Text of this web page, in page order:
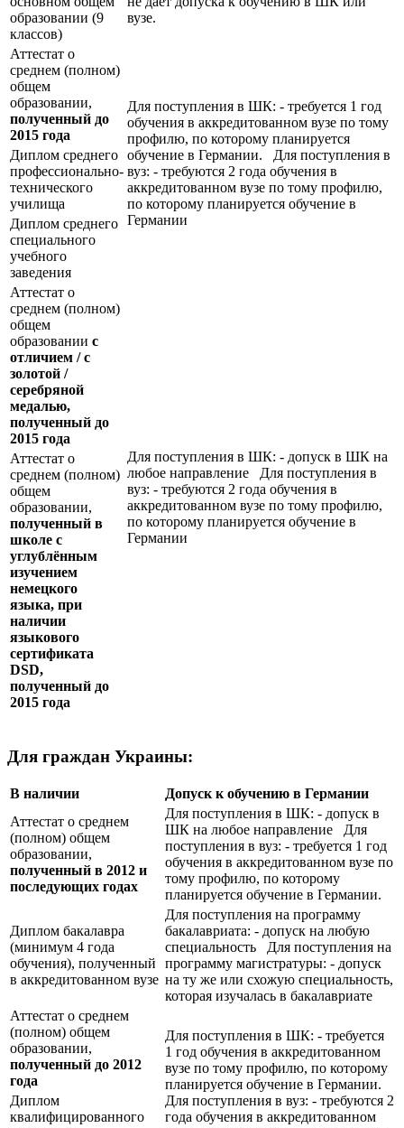
образовании (9
классов)
вузе.
Аттестат о
среднем (полном)
общем
образовании,
полученный до
2015 года
Для поступления в ШК: - требуется 1 год
обучения в аккредитованном вузе по тому
профилю, по которому планируется
обучение в Германии. Для поступления в
вуз: - требуются 2 года обучения в
аккредитованном вузе по тому профилю,
по которому планируется обучение в
Германии
Диплом среднего
профессионально-
технического
училища
Диплом среднего
специального
учебного
заведения
Аттестат о
среднем (полном)
общем
образовании с
отличием / с
золотой /
серебряной
медалью,
полученный до
2015 года
Для поступления в ШК: - допуск в ШК на
любое направление Для поступления в
вуз: - требуются 2 года обучения в
аккредитованном вузе по тому профилю,
по которому планируется обучение в
Германии
Аттестат о
среднем (полном)
общем
образовании,
полученный в
школе с
углублённым
изучением
немецкого
языка, при
наличии
языкового
сертификата
DSD,
полученный до
2015 года
Для граждан Украины:
В наличии
Допуск к обучению в Германии
Аттестат о среднем
(полном) общем
образовании,
полученный в 2012 и
последующих годах
Для поступления в ШК: - допуск в
ШК на любое направление Для
поступления в вуз: - требуется 1 год
обучения в аккредитованном вузе по
тому профилю, по которому
планируется обучение в Германии.
Диплом бакалавра
(минимум 4 года
обучения), полученный
в аккредитованном вузе
Для поступления на программу
бакалавриата: - допуск на любую
специальность Для поступления на
программу магистратуры: - допуск
на ту же или схожую специальность,
которая изучалась в бакалавриате
Аттестат о среднем
(полном) общем
образовании,
полученный до 2012
года
Для поступления в ШК: - требуется
1 год обучения в аккредитованном
вузе по тому профилю, по которому
планируется обучение в Германии.
Для поступления в вуз: - требуются 2
года обучения в аккредитованном
Диплом
квалифицированного